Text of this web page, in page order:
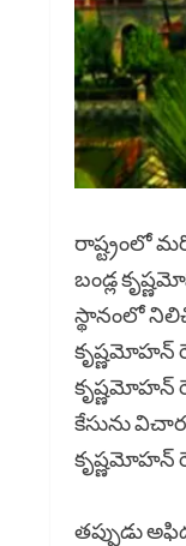
రాష్ట్రంలో
బండ్ల
స్థానంలో
కృష్ణమోహన్
కృష్ణమోహన్
కేసును
కృష్ణమోహన్
తప్పుడు